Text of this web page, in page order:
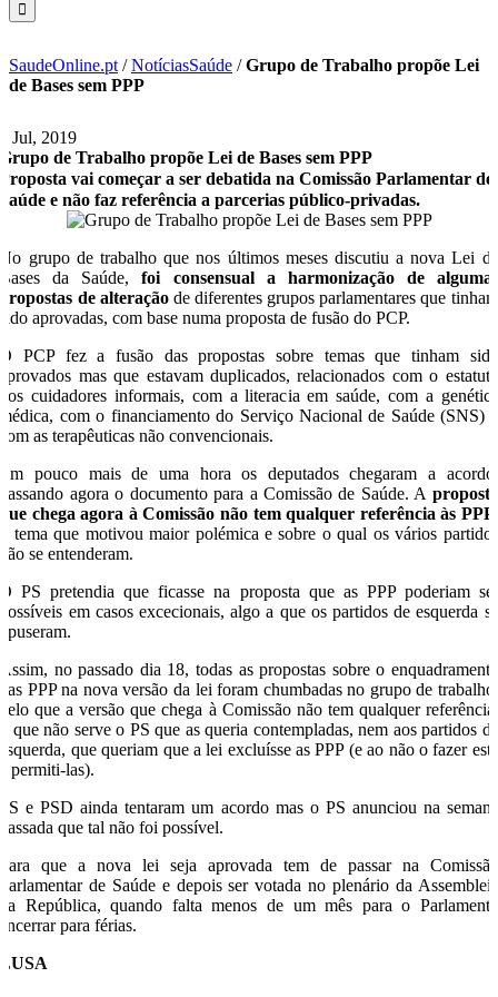
SaudeOnline.pt /NotíciasSaúde /Grupo de Trabalho propõe Lei
de Bases sem PPP
3 Jul, 2019
Grupo de Trabalho propõe Lei de Bases sem PPP
Proposta vai começar a ser debatida na Comissão Parlamentar de
Saúde e não faz referência a parcerias público-privadas.
No grupo de trabalho que nos últimos meses discutiu a nova Lei de
Bases da Saúde,foi consensual a harmonização de algumas
propostas de alteraçãode diferentes grupos parlamentares que tinham
sido aprovadas, com base numa proposta de fusão do PCP.
O PCP fez a fusão das propostas sobre temas que tinham sido
aprovados mas que estavam duplicados, relacionados com o estatuto
dos cuidadores informais, com a literacia em saúde, com a genética
médica, com o financiamento do Serviço Nacional de Saúde (SNS) e
com as terapêuticas não convencionais.
Em pouco mais de uma hora os deputados chegaram a acordo,
passando agora o documento para a Comissão de Saúde. A proposta
que chega agora à Comissão não tem qualquer referência às PPP
o tema que motivou maior polémica e sobre o qual os vários partidos
não se entenderam.
O PS pretendia que ficasse na proposta que as PPP poderiam ser
possíveis em casos excecionais, algo a que os partidos de esquerda se
opuseram.
Assim, no passado dia 18, todas as propostas sobre o enquadramento
das PPP na nova versão da lei foram chumbadas no grupo de trabalho,
pelo que a versão que chega à Comissão não tem qualquer referência,
o que não serve o PS que as queria contempladas, nem aos partidos de
esquerda, que queriam que a lei excluísse as PPP (e ao não o fazer está
a permiti-las).
PS e PSD ainda tentaram um acordo mas o PS anunciou na semana
passada que tal não foi possível.
Para que a nova lei seja aprovada tem de passar na Comissão
Parlamentar de Saúde e depois ser votada no plenário da Assembleia
da República, quando falta menos de um mês para o Parlamento
encerrar para férias.
LUSA